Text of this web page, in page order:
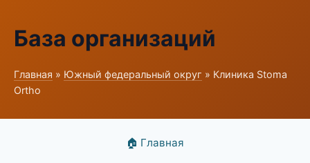
База организаций
Главная » Южный федеральный округ » Клиника Stoma
Ortho
🏠 Главная